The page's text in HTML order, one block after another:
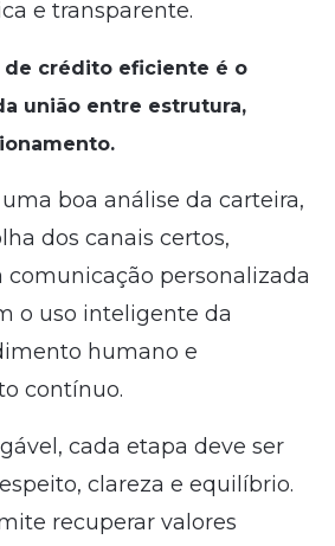
e transparente.
de crédito eficiente é o
união entre estrutura,
boa análise da carteira,
dos canais certos,
personalizada
o uso inteligente da
humano e
contínuo.
cada etapa deve ser
clareza e equilíbrio.
recuperar valores